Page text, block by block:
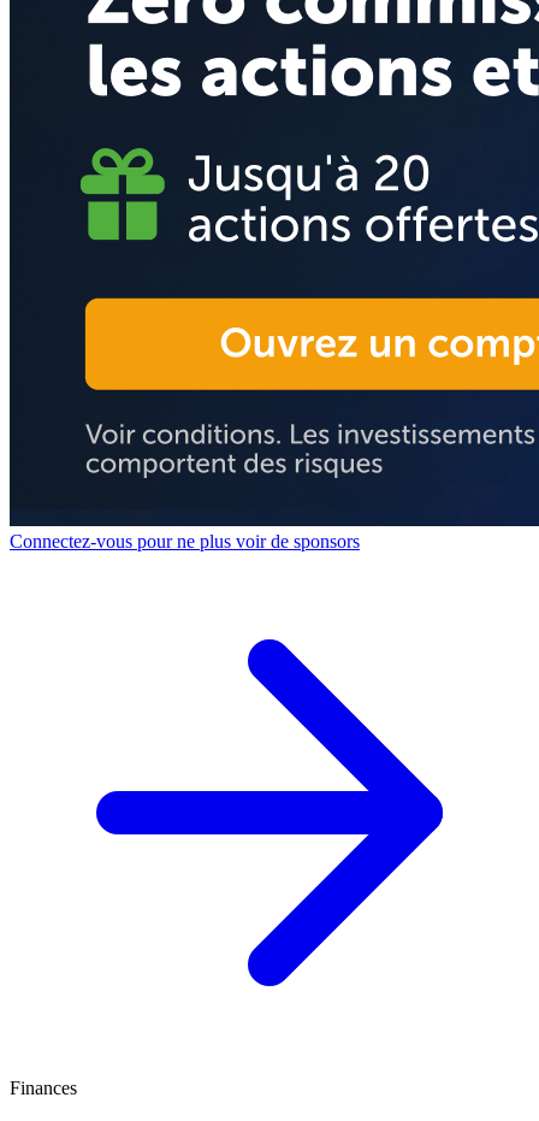
Connectez-vous pour ne plus voir de sponsors
Finances